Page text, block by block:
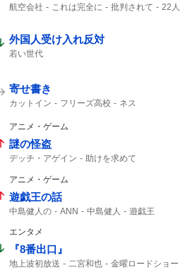
航空会社 これは完全に 批判されて
22人
外国人受け入れ反対
若い世代
寄せ書き
カットイン フリーズ高校 ネス
アニメ・ゲーム
謎の怪盗
デッチ・アゲイン
助けを求めて
8時30分から
アニメ・ゲーム
遊戯王の話
中島健人の ANN 中島健人 遊戯王
エンタメ
『8番出口』
地上波初放送 二宮和也
金曜ロードショー